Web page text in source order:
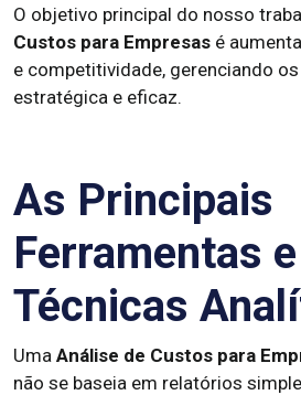
O objetivo principal do nosso
Custos para Empresas é
e competitividade, gerenciando
estratégica e eficaz.
As Principais
Ferramentas e
Técnicas
Uma Análise de Custos para
não se baseia em relatórios